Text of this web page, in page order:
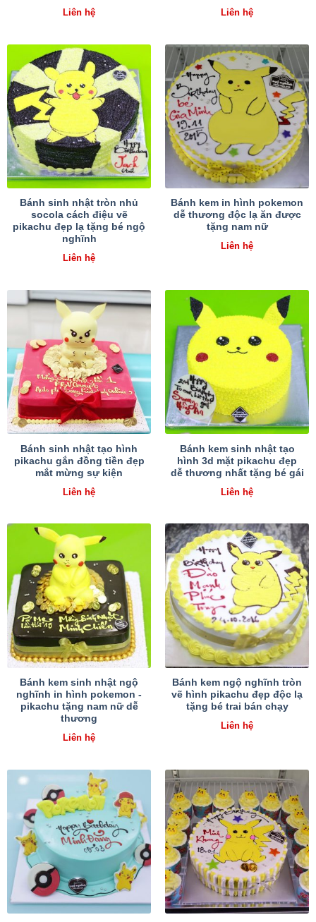
Liên hệ
Liên hệ
Bánh sinh nhật tròn nhủ
socola cách điệu vẽ
pikachu đẹp lạ tặng bé ngộ
nghĩnh
Liên hệ
Bánh kem in hình pokemon
dễ thương độc lạ ăn được
tặng nam nữ
Liên hệ
Bánh sinh nhật tạo hình
pikachu gắn đồng tiền đẹp
mắt mừng sự kiện
Liên hệ
Bánh kem sinh nhật tạo
hình 3d mặt pikachu đẹp
dễ thương nhất tặng bé gái
Liên hệ
Bánh kem sinh nhật ngộ
nghĩnh in hình pokemon -
pikachu tặng nam nữ dễ
thương
Liên hệ
Bánh kem ngộ nghĩnh tròn
vẽ hình pikachu đẹp độc lạ
tặng bé trai bán chạy
Liên hệ